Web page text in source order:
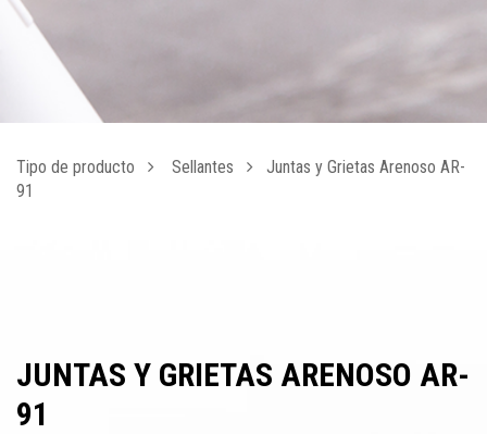
Tipo de producto Sellantes
Juntas y Grietas Arenoso AR-
91
JUNTAS Y GRIETAS ARENOSO AR-
91